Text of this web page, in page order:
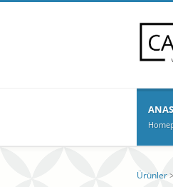
Ürünler>